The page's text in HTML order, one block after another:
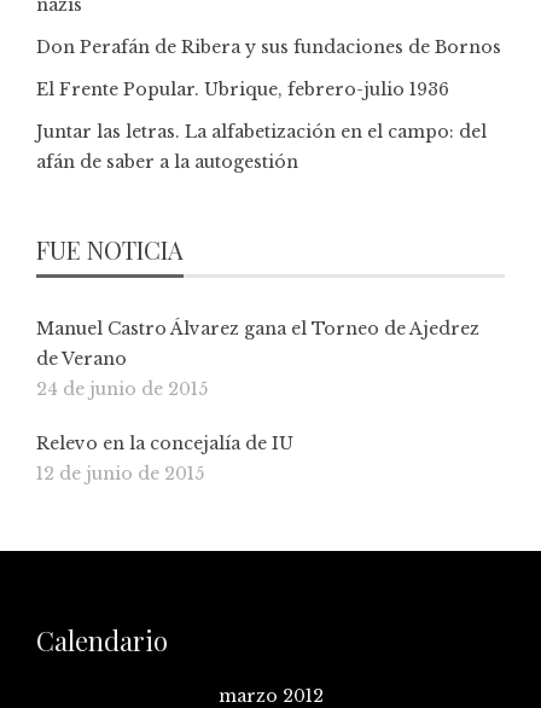
nazis
Don Perafán de Ribera y sus fundaciones de Bornos
El Frente Popular. Ubrique, febrero-julio 1936
Juntar las letras. La alfabetización en el campo: del
afán de saber a la autogestión
FUE NOTICIA
Manuel Castro Álvarez gana el Torneo de Ajedrez
de Verano
24 de junio de 2015
Relevo en la concejalía de IU
12 de junio de 2015
Calendario
marzo 2012